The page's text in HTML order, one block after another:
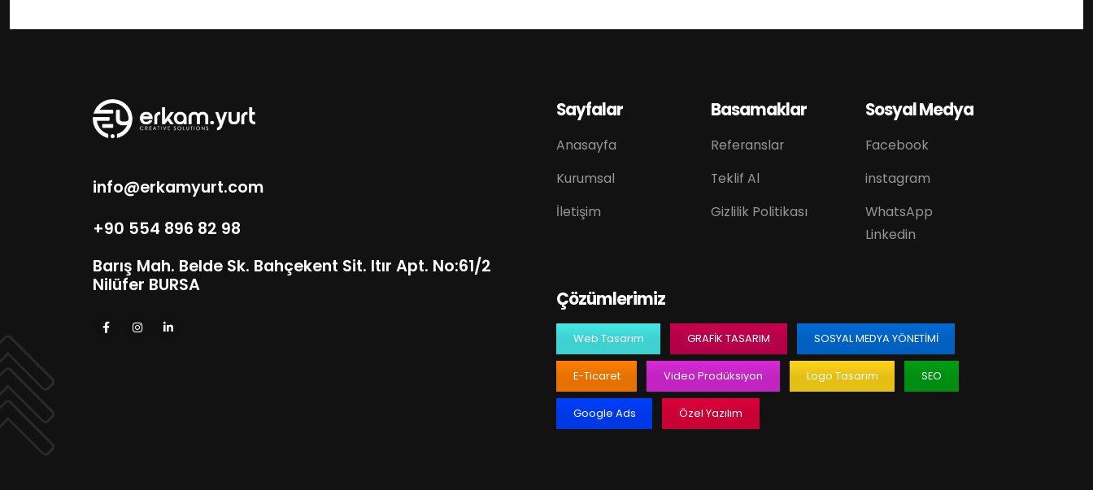
info@erkamyurt.com
+90 554 896 82 98
Barış Mah. Belde Sk. Bahçekent Sit. Itır Apt. No:61/2
Nilüfer BURSA
Sayfalar
Anasayfa
Kurumsal
İletişim
Basamaklar
Referanslar
Teklif Al
Gizlilik Politikası
Sosyal Medya
Facebook
instagram
WhatsApp
Linkedin
Çözümlerimiz
Web Tasarım GRAFIK TASARIM SOSYAL MEDYA YÖNETIMI
E-Ticaret Video Prodüksiyon Logo Tasarım SEO
Google Ads Özel Yazılım